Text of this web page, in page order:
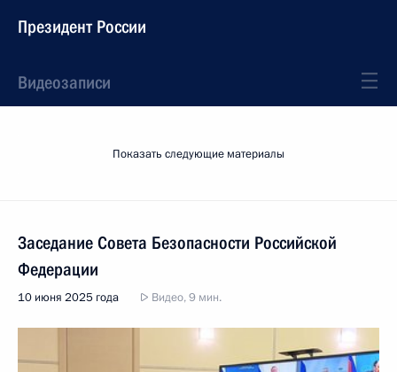
Президент России
Видеозаписи
Показать следующие материалы
Заседание Совета Безопасности Российской
Федерации
10 июня 2025 года Видео, 9 мин.